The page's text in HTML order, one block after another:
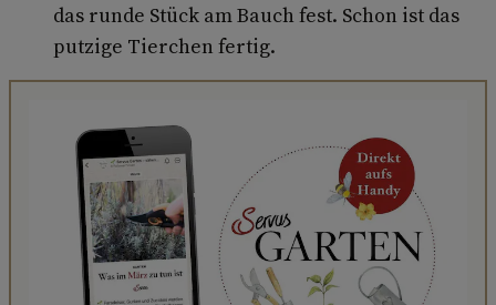
das runde Stück am Bauch fest. Schon ist das
putzige Tierchen fertig.